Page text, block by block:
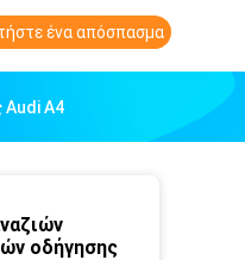
ένα απόσπασμα
A4
οδήγησης